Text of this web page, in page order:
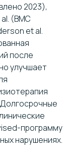
2023),
(BMC
et al.
после
улучшает
программу
нарушениях.